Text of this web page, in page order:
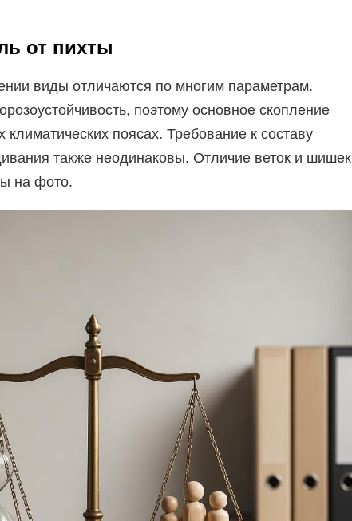
от пихты
виды отличаются по многим параметрам.
поэтому основное скопление
поясах. Требование к составу
также неодинаковы. Отличие веток и шишек
на фото.